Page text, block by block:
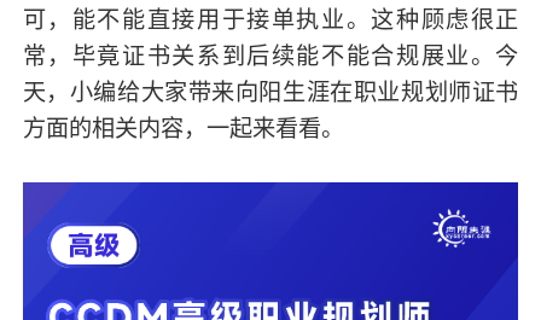
可，能不能直接用于接单执业。这种顾虑很正
常，毕竟证书关系到后续能不能合规展业。今
天，小编给大家带来向阳生涯在职业规划师证书
方面的相关内容，一起来看看。